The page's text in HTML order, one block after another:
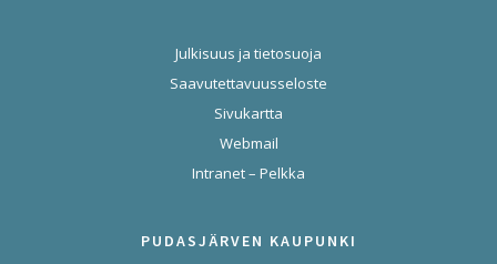
Julkisuus ja tietosuoja
Saavutettavuusseloste
Sivukartta
Webmail
Intranet – Pelkka
PUDASJÄRVEN KAUPUNKI